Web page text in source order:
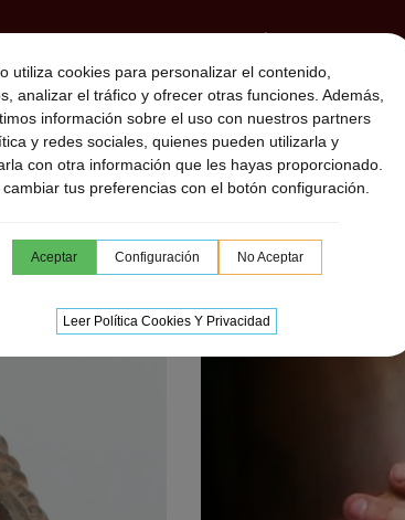
utiliza cookies para personalizar el contenido,
analizar el tráfico y ofrecer otras funciones. Además,
información sobre el uso con nuestros partners
y redes sociales, quienes pueden utilizarla y
con otra información que les hayas proporcionado.
cambiar tus preferencias con el botón configuración.
Aceptar Configuración No Aceptar
Leer Política Cookies Y Privacidad
DESCARGABLE SESIONES ON LINE
FLAUTA